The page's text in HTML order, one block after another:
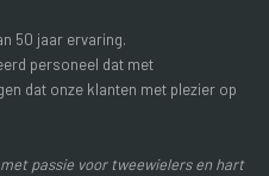
50 jaar ervaring.
personeel dat met
dat onze klanten met plezier op
passie voor tweewielers en hart